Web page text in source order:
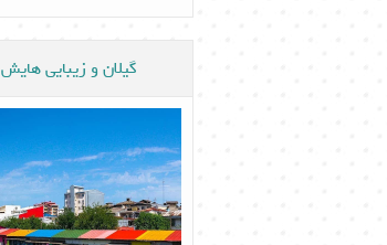
گیلان و زیبایی هایش